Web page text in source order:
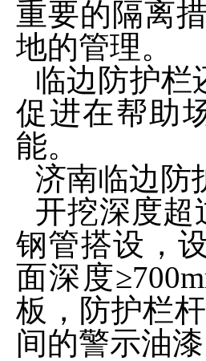
重要的隔离
地的管理。
临边防护栏
促进在帮助
能。
济南临边防
开挖深度超
钢管搭设，
面深度
板，防护栏
间的警示油